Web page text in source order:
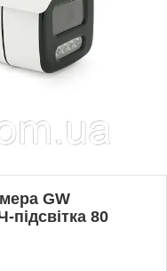
GW
підсвітка 80